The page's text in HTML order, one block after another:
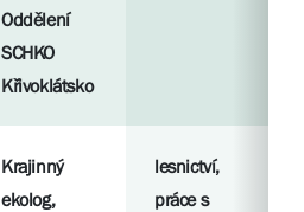
Oddělení
SCHKO
Křivoklátsko
Krajinný
ekolog,
lesnictví,
práce s